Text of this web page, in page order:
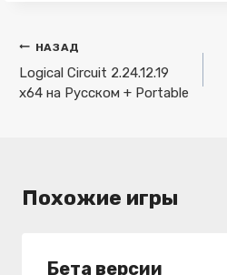
Навигация
по
записям
НАЗАД
Logical Circuit 2.24.12.19
x64 на Русском + Portable
Похожие игры
Бета версии